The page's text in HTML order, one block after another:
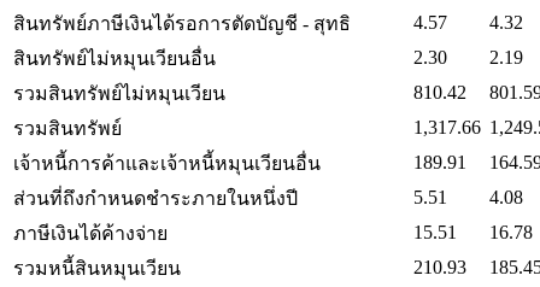
สินทรัพย์ภาษีเงินได้รอการตัดบัญชี - สุทธิ
4.57
4.32
สินทรัพย์ไม่หมุนเวียนอื่น
2.30
2.19
รวมสินทรัพย์ไม่หมุนเวียน
810.42
รวมสินทรัพย์
1,317.66
เจ้าหนี้การค้าและเจ้าหนี้หมุนเวียนอื่น
189.91
ส่วนที่ถึงกำหนดชำระภายในหนึ่งปี
5.51
4.08
ภาษีเงินได้ค้างจ่าย
15.51
16.78
รวมหนี้สินหมุนเวียน
210.93